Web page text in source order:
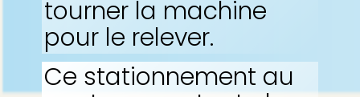
tourner la machine
pour le relever.
Ce stationnement au